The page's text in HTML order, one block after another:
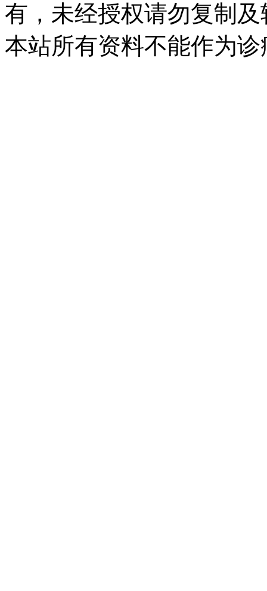
有，未经授权请勿复制及
本站所有资料不能作为